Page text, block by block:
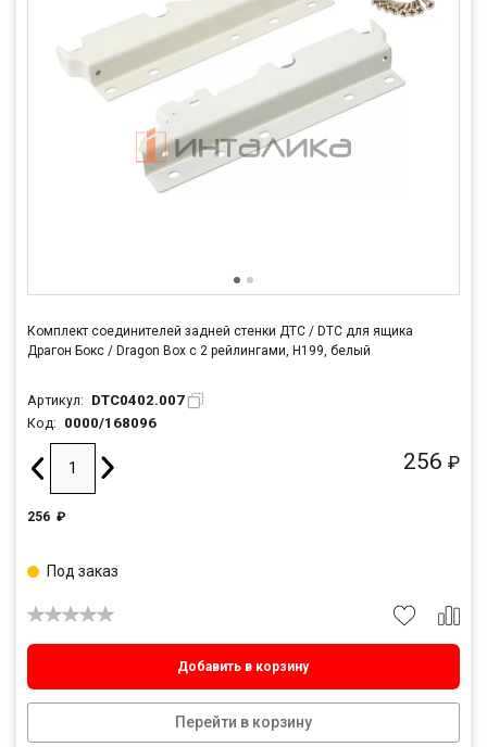
Комплект соединителей задней стенки ДТС / DTC для ящика
Драгон Бокс / Dragon Box с 2 рейлингами, H199, белый
Артикул: DTC0402.007
Код: 0000/168096
256 ₽
256 ₽
Добавить в корзину
Перейти в корзину
Под заказ